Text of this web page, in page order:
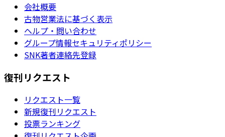
会社概要
古物営業法に基づく表示
ヘルプ・問い合わせ
グループ情報セキュリティポリシー
SNK著者連絡先登録
復刊リクエスト
リクエスト一覧
新規復刊リクエスト
投票ランキング